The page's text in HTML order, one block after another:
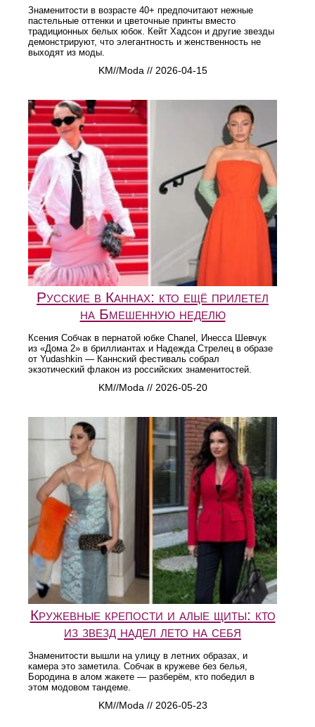
Знаменитости в возрасте 40+ предпочитают нежные
пастельные оттенки и цветочные принты вместо
традиционных белых юбок. Кейт Хадсон и другие звезды
демонстрируют, что элегантность и женственность не
выходят из моды.
KM//Moda // 2026-04-15
Русские в Каннах: кто ещё прилетел
на Бмешенную неделю
Ксения Собчак в пернатой юбке Chanel, Инесса Шевчук
из «Дома 2» в бриллиантах и Надежда Стрелец в образе
от Yudashkin — Каннский фестиваль собрал
экзотический флакон из российских знаменитостей.
KM//Moda // 2026-05-20
Кружевные крепости и алые щиты: кто
из звезд надел лето на себя
Знаменитости вышли на улицу в летних образах, и
камера это заметила. Собчак в кружеве без белья,
Бородина в алом жакете — разберём, кто победил в
этом модовом тандеме.
KM//Moda // 2026-05-23